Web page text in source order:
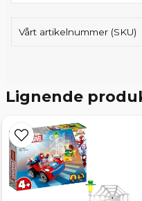
Vårt artikelnummer (SKU)
Lignende